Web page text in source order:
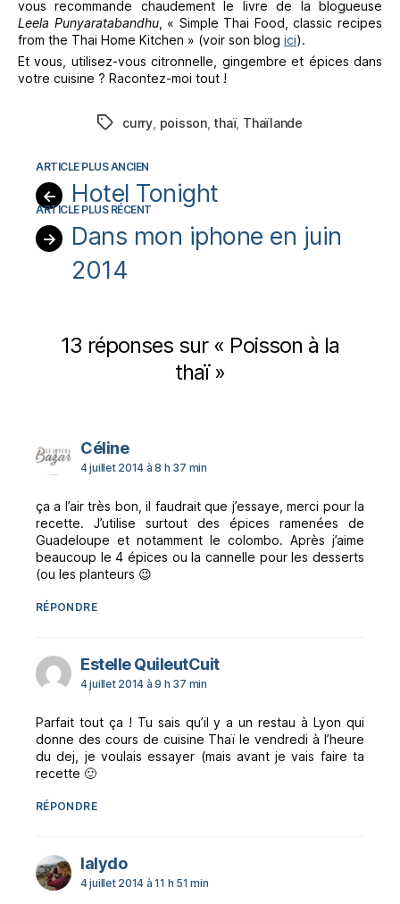
vous recommande chaudement le livre de la blogueuse
Leela Punyaratabandhu, « Simple Thai Food, classic recipes
from the Thai Home Kitchen » (voir son blog ici).
Et vous, utilisez-vous citronnelle, gingembre et épices dans
votre cuisine ? Racontez-moi tout !
Étiquettes
curry, poisson,thaï, Thaïlande
← Hotel Tonight
→
Dans mon iphone en juin
2014
13 réponses sur « Poisson à la
thaï »
Célinedit :
4 juillet 2014 à 8 h 37 min
ça a l’air très bon, il faudrait que j’essaye, merci pour la
recette. J’utilise surtout des épices ramenées de
Guadeloupe et notamment le colombo. Après j’aime
beaucoup le 4 épices ou la cannelle pour les desserts
(ou les planteurs 😉
RÉPONDRE
Estelle QuileutCuitdit :
4 juillet 2014 à 9 h 37 min
Parfait tout ça ! Tu sais qu’il y a un restau à Lyon qui
donne des cours de cuisine Thaï le vendredi à l’heure
du dej, je voulais essayer (mais avant je vais faire ta
recette 🙂
RÉPONDRE
lalydodit :
4 juillet 2014 à 11 h 51 min